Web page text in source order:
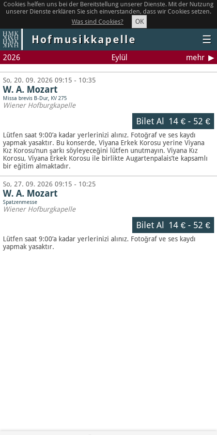
Cookies helfen uns bei der Bereitstellung unserer Dienste. Mit der Nutzung
unserer Dienste erklären Sie sich einverstanden, dass wir Cookies setzen.
Was sind Cookies?
OK
Hofmusikkapelle ☰
2026 Eylül mehr
So, 20. 09. 2026 09:15 - 10:35
W. A. Mozart
Missa brevis B-Dur, KV 275
Wiener Hofburgkapelle
Bilet Al 14 €- 52 €
Lütfen saat 9:00’a kadar yerlerinizi alınız. Fotoğraf ve ses kaydı
yapmak yasaktır. Bu konserde, Viyana Erkek Korosu yerine Viyana
Kız Korosu’nun şarkı söyleyeceğini lütfen unutmayın. Viyana Kız
Korosu, Viyana Erkek Korosu ile birlikte Augartenpalais’te kapsamlı
bir eğitim almaktadır.
So, 27. 09. 2026 09:15 - 10:25
W. A. Mozart
Spatzenmesse
Wiener Hofburgkapelle
Bilet Al 14 €- 52 €
Lütfen saat 9:00’a kadar yerlerinizi alınız. Fotoğraf ve ses kaydı
yapmak yasaktır.